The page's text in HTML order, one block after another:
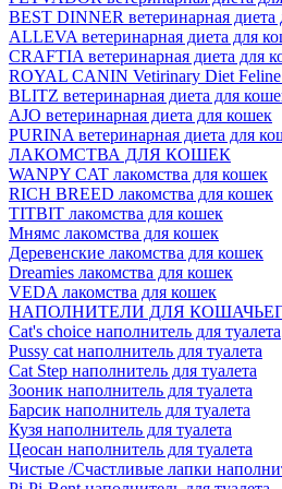
BEST DINNER ветеринарная диета
ALLEVA ветеринарная диета для
CRAFTIA ветеринарная диета для
ROYAL CANIN Vetirinary Diet Feline
BLITZ ветеринарная диета для
AJO ветеринарная диета для кошек
PURINA ветеринарная диета для
ЛАКОМСТВА ДЛЯ КОШЕК
WANPY CAT лакомства для кошек
RICH BREED лакомства для кошек
TITBIT лакомства для кошек
Мнямс лакомства для кошек
Деревенские лакомства для кошек
Dreamies лакомства для кошек
VEDA лакомства для кошек
НАПОЛНИТЕЛИ ДЛЯ
Cat's choice наполнитель для туалета
Pussy cat наполнитель для туалета
Cat Step наполнитель для туалета
Зооник наполнитель для туалета
Барсик наполнитель для туалета
Кузя наполнитель для туалета
Цеосан наполнитель для туалета
Чистые /Счастливые лапки